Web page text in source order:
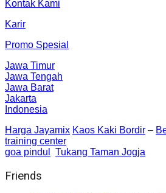
Kontak Kami
Karir
Promo Spesial
Jawa Timur
Jawa Tengah
Jawa Barat
Jakarta
Indonesia
Harga Jayamix Kaos Kaki Bordir –
training center
goa pindul
Tukang Taman Jogja
Friends